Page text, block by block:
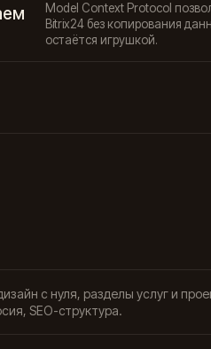
Model Context Protocol
Bitrix24 без копирования
остаётся игрушкой.
с нуля, разделы услуг и
SEO-структура.